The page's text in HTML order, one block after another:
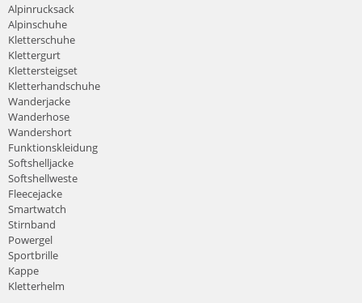
Alpinrucksack
Alpinschuhe
Kletterschuhe
Klettergurt
Klettersteigset
Kletterhandschuhe
Wanderjacke
Wanderhose
Wandershort
Funktionskleidung
Softshelljacke
Softshellweste
Fleecejacke
Smartwatch
Stirnband
Powergel
Sportbrille
Kappe
Kletterhelm